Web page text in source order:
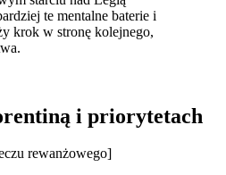
te mentalne baterie i
krok w stronę kolejnego,
i priorytetach
rewanżowego]